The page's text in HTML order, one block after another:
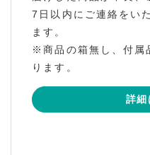
7日以内にご連絡をい
ます。
※商品の箱無し、付属
ります。
詳細